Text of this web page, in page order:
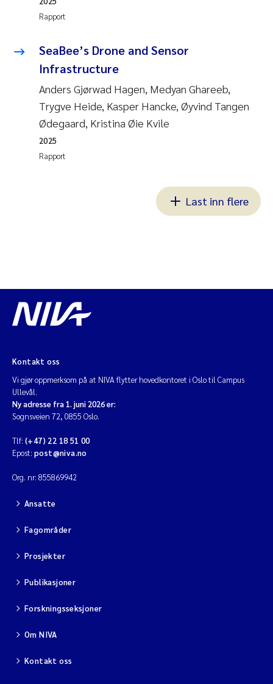
Rapport
SeaBee’s Drone and Sensor
Infrastructure
Anders Gjørwad Hagen, Medyan Ghareeb,
Trygve Heide, Kasper Hancke, Øyvind Tangen
Ødegaard, Kristina Øie Kvile
Rapport
2025
Last inn flere
Kontakt oss
Vi gjør oppmerksom på at NIVA flytter hovedkontoret i Oslo til Campus
Ullevål.
Ny adresse fra 1. juni 2026 er:
Sognsveien 72, 0855 Oslo.
Tlf: (+47) 22 18 51 00
Epost: post@niva.no
Org. nr: 855869942
Ansatte
Fagområder
Prosjekter
Publikasjoner
Forskningsseksjoner
Om NIVA
Kontakt oss